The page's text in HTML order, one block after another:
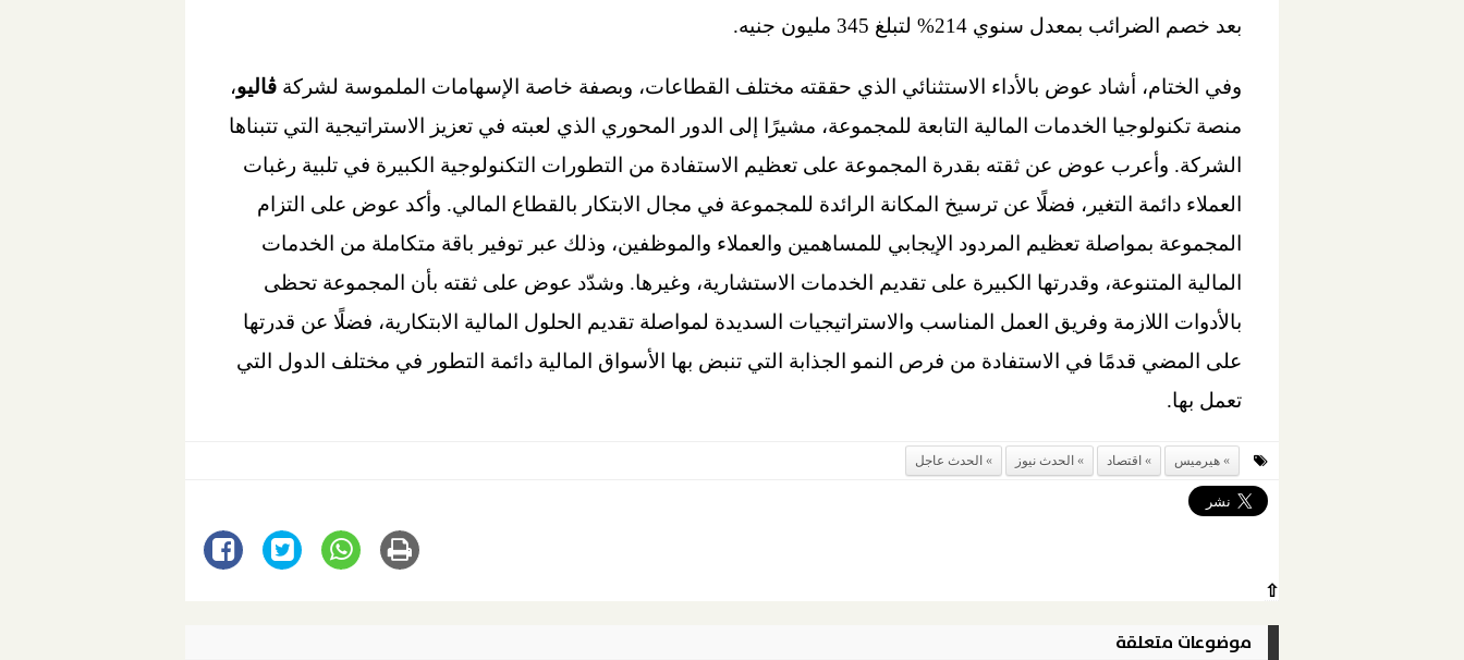
بعد خصم الضرائب بمعدل سنوي 214% لتبلغ 345 مليون جنيه.
وفي الختام، أشاد عوض بالأداء الاستثنائي الذي حققته مختلف القطاعات، وبصفة خاصة الإسهامات الملموسة لشركة ڤاليو،
منصة تكنولوجيا الخدمات المالية التابعة للمجموعة، مشيرًا إلى الدور المحوري الذي لعبته في تعزيز الاستراتيجية التي تتبناها
الشركة. وأعرب عوض عن ثقته بقدرة المجموعة على تعظيم الاستفادة من التطورات التكنولوجية الكبيرة في تلبية رغبات
العملاء دائمة التغير، فضلًا عن ترسيخ المكانة الرائدة للمجموعة في مجال الابتكار بالقطاع المالي. وأكد عوض على التزام
المجموعة بمواصلة تعظيم المردود الإيجابي للمساهمين والعملاء والموظفين، وذلك عبر توفير باقة متكاملة من الخدمات
المالية المتنوعة، وقدرتها الكبيرة على تقديم الخدمات الاستشارية، وغيرها. وشدّد عوض على ثقته بأن المجموعة تحظى
بالأدوات اللازمة وفريق العمل المناسب والاستراتيجيات السديدة لمواصلة تقديم الحلول المالية الابتكارية، فضلًا عن قدرتها
على المضي قدمًا في الاستفادة من فرص النمو الجذابة التي تنبض بها الأسواق المالية دائمة التطور في مختلف الدول التي
تعمل بها.
هيرميس اقتصاد الحدث نيوز الحدث عاجل
⇧
موضوعات متعلقة